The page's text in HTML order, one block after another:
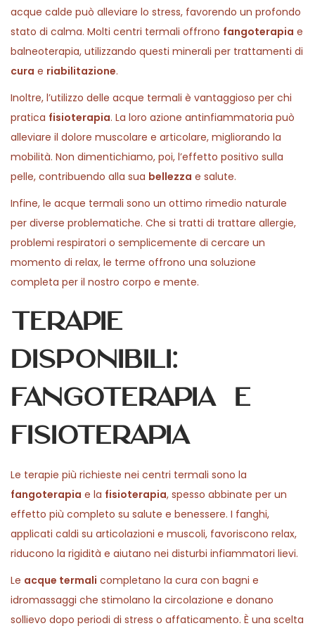
acque calde può alleviare lo stress, favorendo un profondo
stato di calma. Molti centri termali offrono fangoterapia e
balneoterapia, utilizzando questi minerali per trattamenti di
cura e riabilitazione.
Inoltre, l’utilizzo delle acque termali è vantaggioso per chi
pratica fisioterapia. La loro azione antinfiammatoria può
alleviare il dolore muscolare e articolare, migliorando la
mobilità. Non dimentichiamo, poi, l’effetto positivo sulla
pelle, contribuendo alla sua bellezza e salute.
Infine, le acque termali sono un ottimo rimedio naturale
per diverse problematiche. Che si tratti di trattare allergie,
problemi respiratori o semplicemente di cercare un
momento di relax, le terme offrono una soluzione
completa per il nostro corpo e mente.
Terapie
disponibili:
Fangoterapia e
fisioterapia
Le terapie più richieste nei centri termali sono la
fangoterapia e la fisioterapia, spesso abbinate per un
effetto più completo su salute e benessere. I fanghi,
applicati caldi su articolazioni e muscoli, favoriscono relax,
riducono la rigidità e aiutano nei disturbi infiammatori lievi.
Le acque termali completano la cura con bagni e
idromassaggi che stimolano la circolazione e donano
sollievo dopo periodi di stress o affaticamento. È una scelta